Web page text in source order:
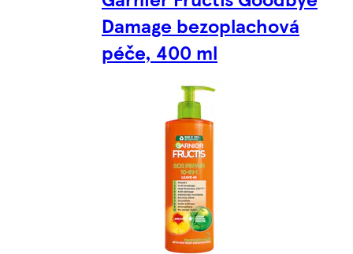
Damage bezoplachová
péče, 400 ml